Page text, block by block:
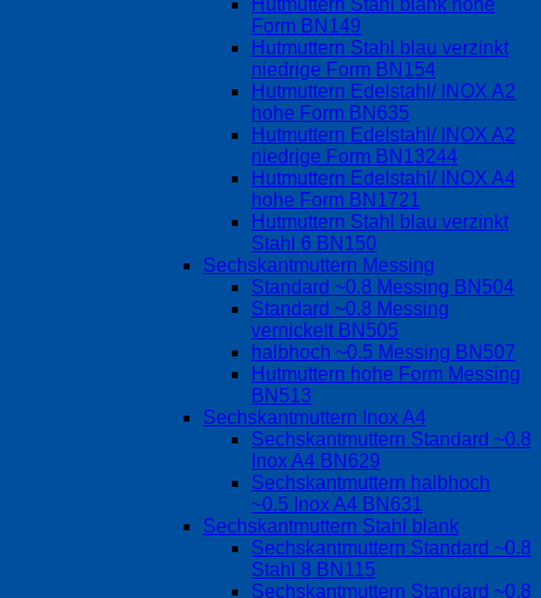
Form BN149
Hutmuttern Stahl blau verzinkt
niedrige Form BN154
Hutmuttern Edelstahl/ INOX A2
hohe Form BN635
Hutmuttern Edelstahl/ INOX A2
niedrige Form BN13244
Hutmuttern Edelstahl/ INOX A4
hohe Form BN1721
Hutmuttern Stahl blau verzinkt
Stahl 6 BN150
Sechskantmuttern Messing
Standard ~0.8 Messing BN504
Standard ~0.8 Messing
vernickelt BN505
halbhoch ~0.5 Messing BN507
Hutmuttern hohe Form Messing
BN513
Sechskantmuttern Inox A4
Sechskantmuttern Standard ~0.8
Inox A4 BN629
Sechskantmuttern halbhoch
~0.5 Inox A4 BN631
Sechskantmuttern Stahl blank
Sechskantmuttern Standard ~0.8
Stahl 8 BN115
Sechskantmuttern Standard ~0.8